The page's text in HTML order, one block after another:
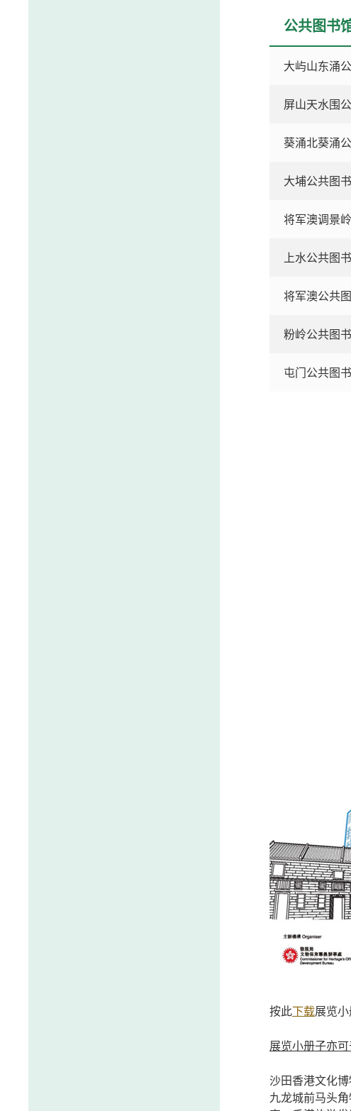
公共图书
大屿山东涌
屏山天水围
葵涌北葵涌
大埔公共图
将军澳调景
上水公共图
将军澳公共
粉岭公共图
屯门公共图
按此下载展览
展览小册子亦可
沙田香港文化
九龙城前马头